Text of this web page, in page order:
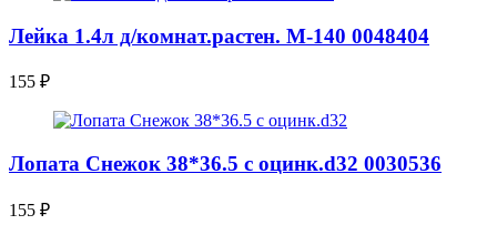
Лейка 1.4л д/комнат.растен. М-140 0048404
155 ₽
Лопата Снежок 38*36.5 с оцинк.d32 0030536
155 ₽